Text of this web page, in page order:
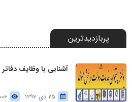
پربازدیدترین
آشنایی با وظایف
25 دی 1397